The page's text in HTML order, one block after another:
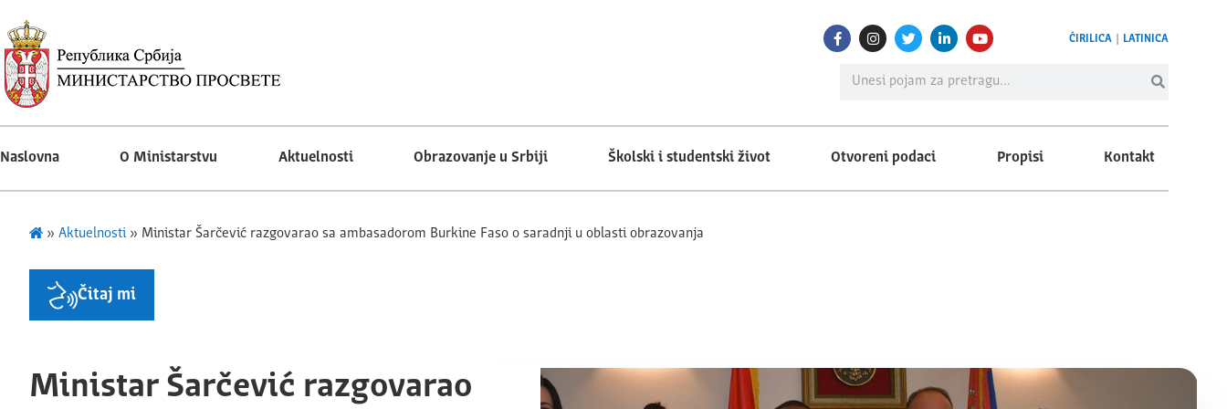
ĆIRILICA LATINICA
Naslovna O Ministarstvu Aktuelnosti Obrazovanje u Srbiji Školski i studentski život Otvoreni podaci Propisi Kontakt
» Aktuelnosti» Ministar Šarčević razgovarao sa ambasadorom Burkine Faso o saradnji u oblasti obrazovanja
Čitaj mi
Ministar Šarčević razgovarao